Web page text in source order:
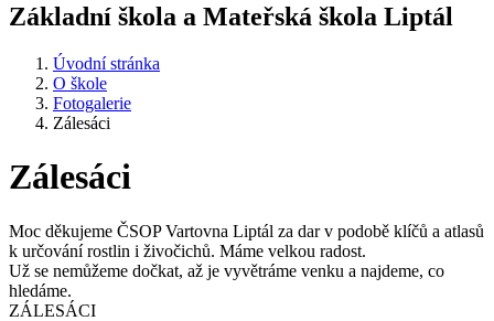
Základní škola a Mateřská škola Liptál
Úvodní stránka
O škole
Fotogalerie
Zálesáci
Zálesáci
Moc děkujeme ČSOP Vartovna Liptál za dar v podobě klíčů a atlasů
k určování rostlin i živočichů. Máme velkou radost.
Už se nemůžeme dočkat, až je vyvětráme venku a najdeme, co
hledáme.
ZÁLESÁCI